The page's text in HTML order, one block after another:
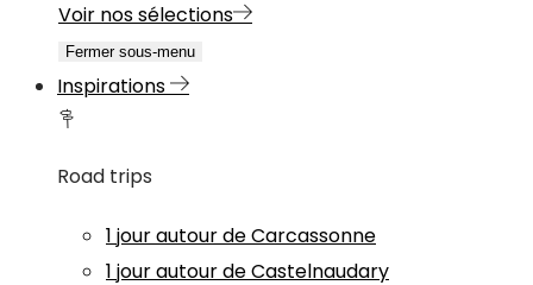
Voir nos sélections
Fermer sous-menu
Inspirations
Road trips
1 jour autour de Carcassonne
1 jour autour de Castelnaudary